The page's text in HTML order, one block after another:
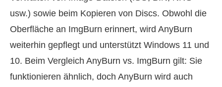
usw.) sowie beim Kopieren von Discs. Obwohl die
Oberfläche an ImgBurn erinnert, wird AnyBurn
weiterhin gepflegt und unterstützt Windows 11 und
10. Beim Vergleich AnyBurn vs. ImgBurn gilt: Sie
funktionieren ähnlich, doch AnyBurn wird auch